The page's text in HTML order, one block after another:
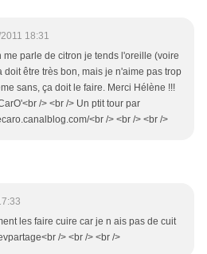
18:31
me parle de citron je tends l'oreille (voire
doit être très bon, mais je n'aime pas trop
sans, ça doit le faire. Merci Hélène !!!
/> <br /> Un ptit tour par
<br /> <br /> <br />
les faire cuire car je n ais pas de cuit
/> <br /> <br />